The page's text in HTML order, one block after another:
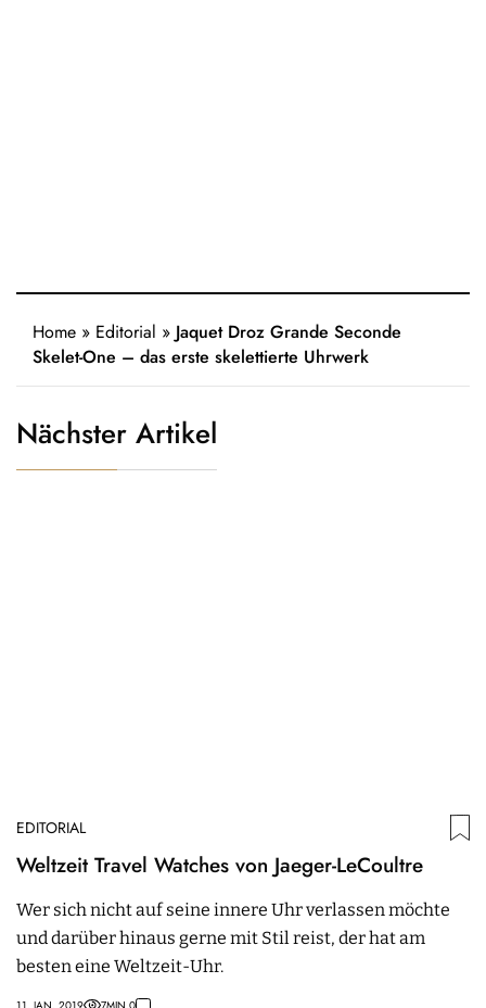
Home » Editorial » Jaquet Droz Grande Seconde
Skelet-One – das erste skelettierte Uhrwerk
Nächster Artikel
EDITORIAL
Weltzeit Travel Watches von Jaeger-LeCoultre
Wer sich nicht auf seine innere Uhr verlassen möchte
und darüber hinaus gerne mit Stil reist, der hat am
besten eine Weltzeit-Uhr.